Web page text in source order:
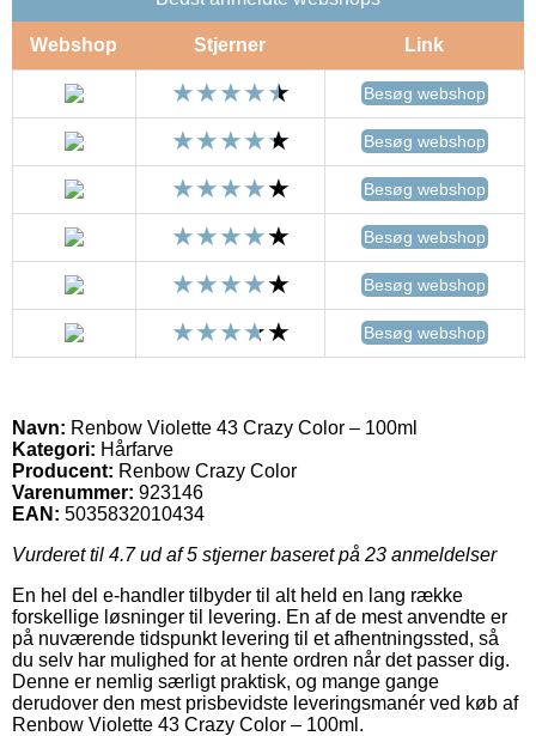
Webshop Stjerner Link
Besøg webshop
Besøg webshop
Besøg webshop
Besøg webshop
Besøg webshop
Besøg webshop
Navn: Renbow Violette 43 Crazy Color – 100ml
Kategori: Hårfarve
Producent: Renbow Crazy Color
Varenummer: 923146
EAN: 5035832010434
Vurderet til 4.7ud af 5 stjerner baseret på 23 anmeldelser
En hel del e-handler tilbyder til alt held en lang række
forskellige løsninger til levering. En af de mest anvendte er
på nuværende tidspunkt levering til et afhentningssted, så
du selv har mulighed for at hente ordren når det passer dig.
Denne er nemlig særligt praktisk, og mange gange
derudover den mest prisbevidste leveringsmanér ved køb af
Renbow Violette 43 Crazy Color – 100ml.